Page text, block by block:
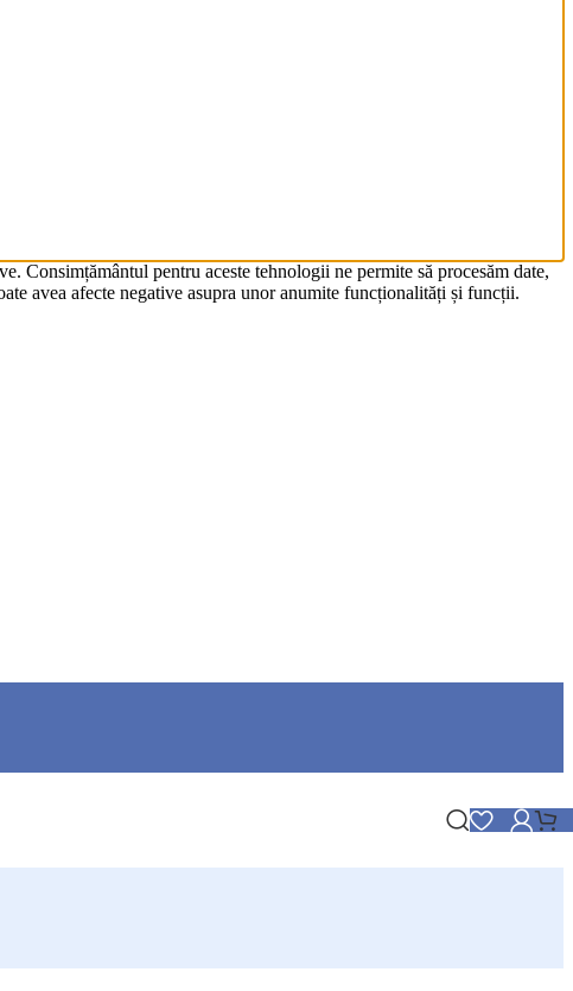
Consimțământul pentru aceste tehnologii ne permite să procesăm date,
avea afecte negative asupra unor anumite funcționalități și funcții.